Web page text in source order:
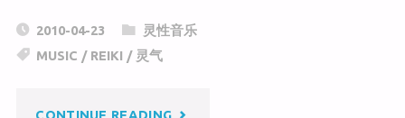
FOR
C
h
a
W
b
c
e
o
2010-04-23
灵性音乐
MUSIC / REIKI / 灵气
CONTINUE READING"光